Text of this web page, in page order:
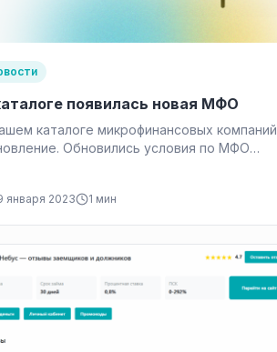
появилась новая МФО
каталоге микрофинансовых компаний
Обновились условия по МФО
января 2023 1 мин